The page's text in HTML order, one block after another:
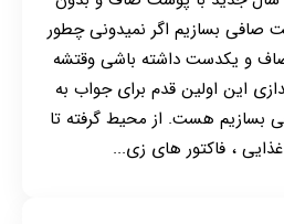
صافی بسازیم اگر نمیدونی چطور
و یکدست داشته باشی وقتشه
این اولین قدم برای جواب به
بسازیم هست. از محیط گرفته تا
، فاکتور های زی...